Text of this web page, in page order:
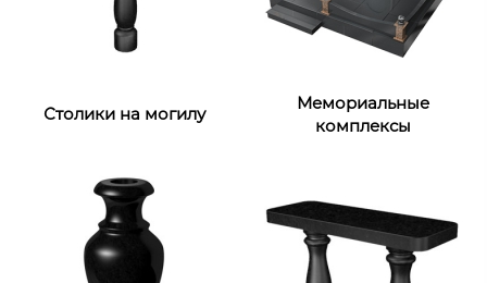
Столики на могилу
Мемориальные
комплексы